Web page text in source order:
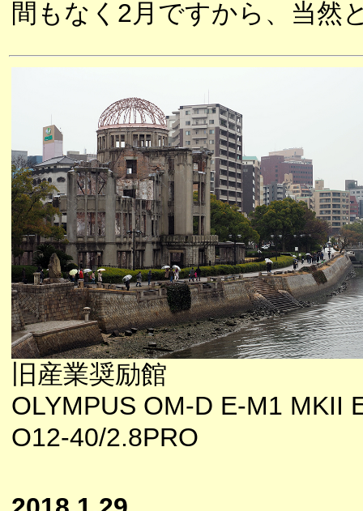
間もなく2月ですから、当然
旧産業奨励館
OLYMPUS OM-D E-M1 MKII
O12-40/2.8PRO